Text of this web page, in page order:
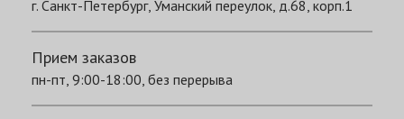
г. Санкт-Петербург, Уманский переулок, д.68, корп.1
Прием заказов
пн-пт, 9:00-18:00, без перерыва